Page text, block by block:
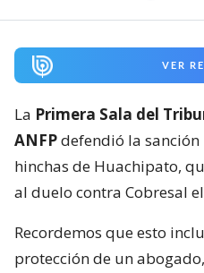
VER
La Primera Sala del
ANFPdefendió la
hinchas de Huachipato,
al duelo contra Cobresal
Recordemos que esto
protección de un